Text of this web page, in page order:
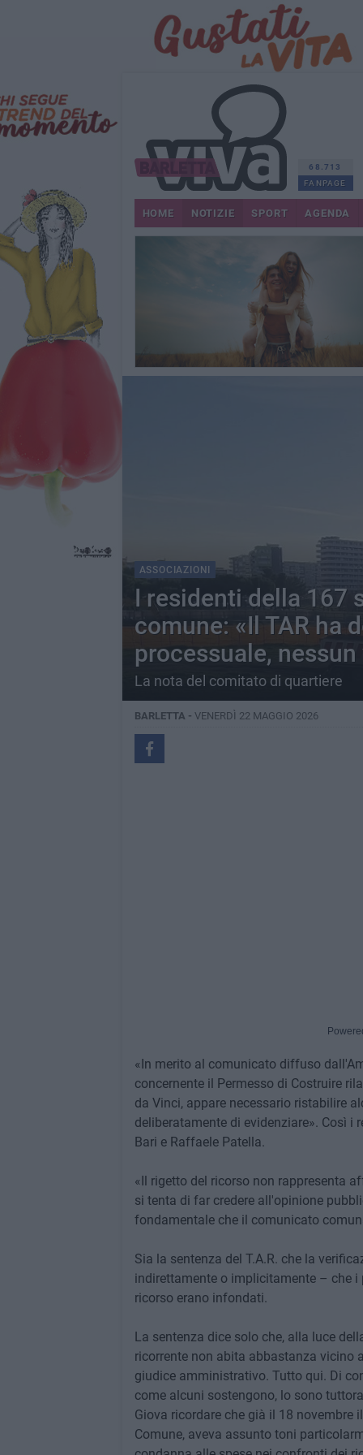
68.713
FANPAGE
HOME NOTIZIE SPORT AGENDA
ASSOCIAZIONI
I residenti della 167
comune: «Il TAR ha
processuale, nessun
La nota del comitato di quartiere
BARLETTA - VENERDÌ 22 MAGGIO 2026
«In merito al comunicato diffuso
concernente il Permesso di Costruire
da Vinci, appare necessario ristabilire
deliberatamente di evidenziare». Così i
Bari e Raffaele Patella.
«Il rigetto del ricorso non rappresenta
si tenta di far credere all'opinione
fondamentale che il comunicato
Sia la sentenza del T.A.R. che la
indirettamente o implicitamente – che
ricorso erano infondati.
La sentenza dice solo che, alla luce
ricorrente non abita abbastanza vicino
giudice amministrativo. Tutto qui. Di
come alcuni sostengono, lo sono
Giova ricordare che già il 18 novembre
Comune, aveva assunto toni